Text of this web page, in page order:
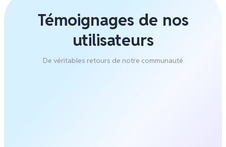
Témoignages de nos
utilisateurs
De véritables retours de notre communauté